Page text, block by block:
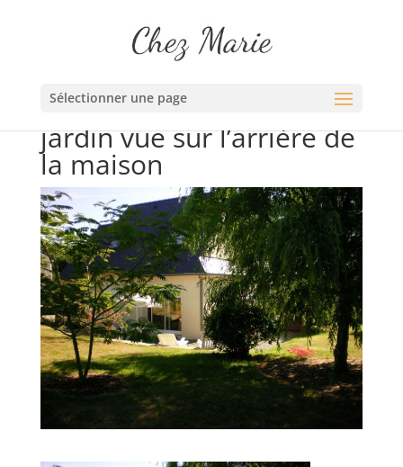
Sélectionner une page
jardin vue sur l’arrière de
la maison